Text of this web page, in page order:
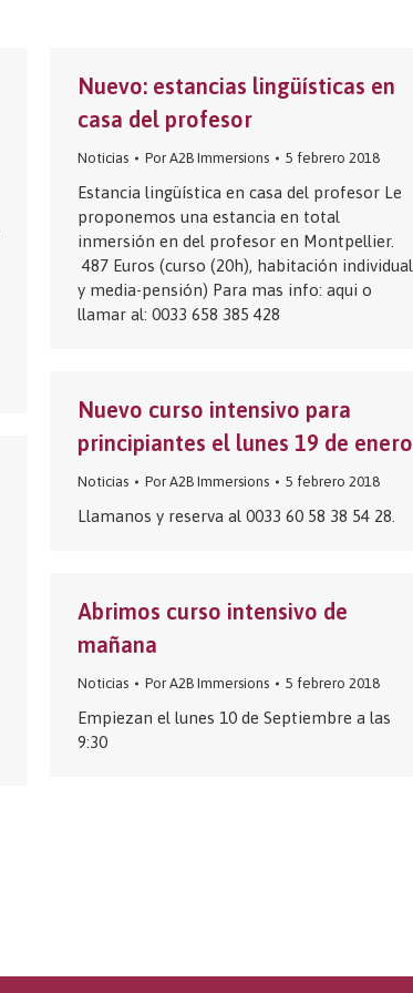
Nuevo: estancias lingüísticas en
casa del profesor
Noticias Por A2B Immersions 5 febrero 2018
Estancia lingüística en casa del profesor Le
proponemos una estancia en total
inmersión en del profesor en Montpellier.
487 Euros (curso (20h), habitación individual
y media-pensión) Para mas info: aqui o
llamar al: 0033 658 385 428
Nuevo curso intensivo para
principiantes el lunes 19 de enero
Noticias Por A2B Immersions 5 febrero 2018
Llamanos y reserva al 0033 60 58 38 54 28.
Abrimos curso intensivo de
mañana
Noticias Por A2B Immersions 5 febrero 2018
Empiezan el lunes 10 de Septiembre a las
9:30